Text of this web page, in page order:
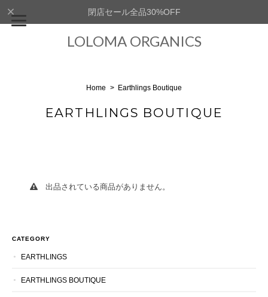
閉店セール全品30%OFF
LOLOMA ORGANICS
Home Earthlings Boutique
EARTHLINGS BOUTIQUE
出品されている商品がありません。
CATEGORY
EARTHLINGS
EARTHLINGS BOUTIQUE